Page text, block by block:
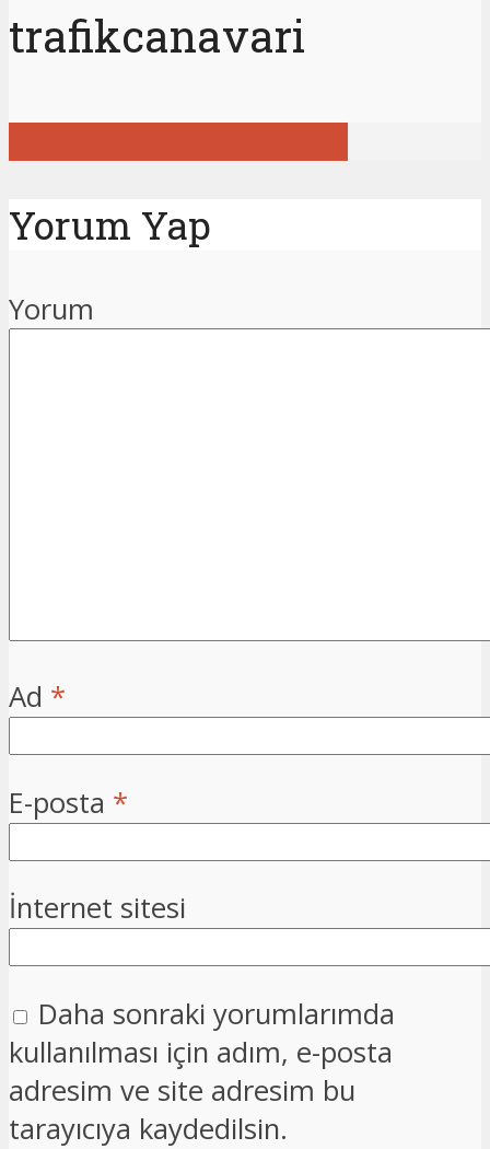
trafikcanavari
Yorum Yap
Yorum
Ad *
E-posta *
İnternet sitesi
Daha sonraki yorumlarımda
kullanılması için adım, e-posta
adresim ve site adresim bu
tarayıcıya kaydedilsin.